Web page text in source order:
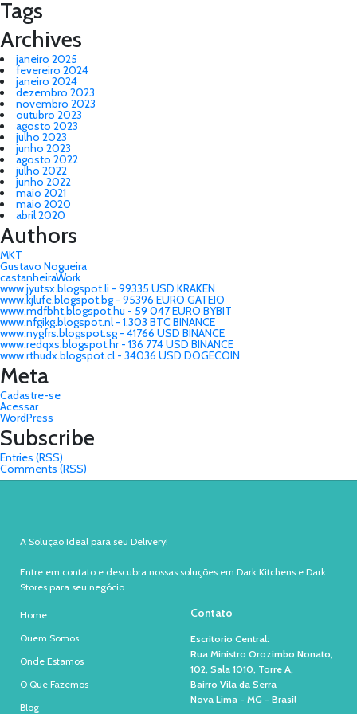
Tags
Archives
janeiro 2025
fevereiro 2024
janeiro 2024
dezembro 2023
novembro 2023
outubro 2023
agosto 2023
julho 2023
junho 2023
agosto 2022
julho 2022
junho 2022
maio 2021
maio 2020
abril 2020
Authors
MKT
Gustavo Nogueira
castanheiraWork
www.jyutsx.blogspot.li - 99335 USD KRAKEN
www.kjlufe.blogspot.bg - 95396 EURO GATEIO
www.mdfbht.blogspot.hu - 59 047 EURO BYBIT
www.nfgikg.blogspot.nl - 1.303 BTC BINANCE
www.nygfrs.blogspot.sg - 41766 USD BINANCE
www.redqxs.blogspot.hr - 136 774 USD BINANCE
www.rthudx.blogspot.cl - 34036 USD DOGECOIN
Meta
Cadastre-se
Acessar
WordPress
Subscribe
Entries (RSS)
Comments (RSS)
A Solução Ideal para seu Delivery!
Entre em contato e descubra nossas soluções em Dark Kitchens e Dark
Stores para seu negócio.
Home
Quem Somos
Onde Estamos
O Que Fazemos
Blog
Contato
Escritorio Central:
Rua Ministro Orozimbo Nonato,
102, Sala 1010, Torre A,
Bairro Vila da Serra
Nova Lima - MG - Brasil